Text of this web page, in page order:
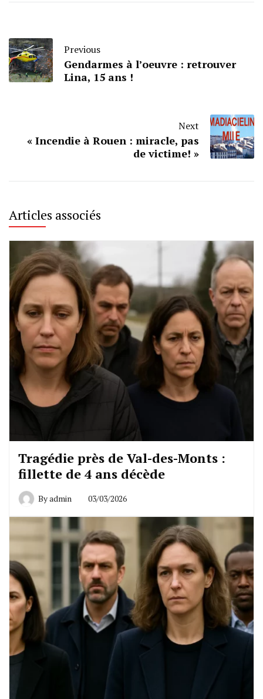
Previous
Gendarmes à l’oeuvre : retrouver
Lina, 15 ans !
Next
« Incendie à Rouen : miracle, pas
de victime! »
Articles associés
Tragédie près de Val-des-Monts :
fillette de 4 ans décède
Byadmin 03/03/2026